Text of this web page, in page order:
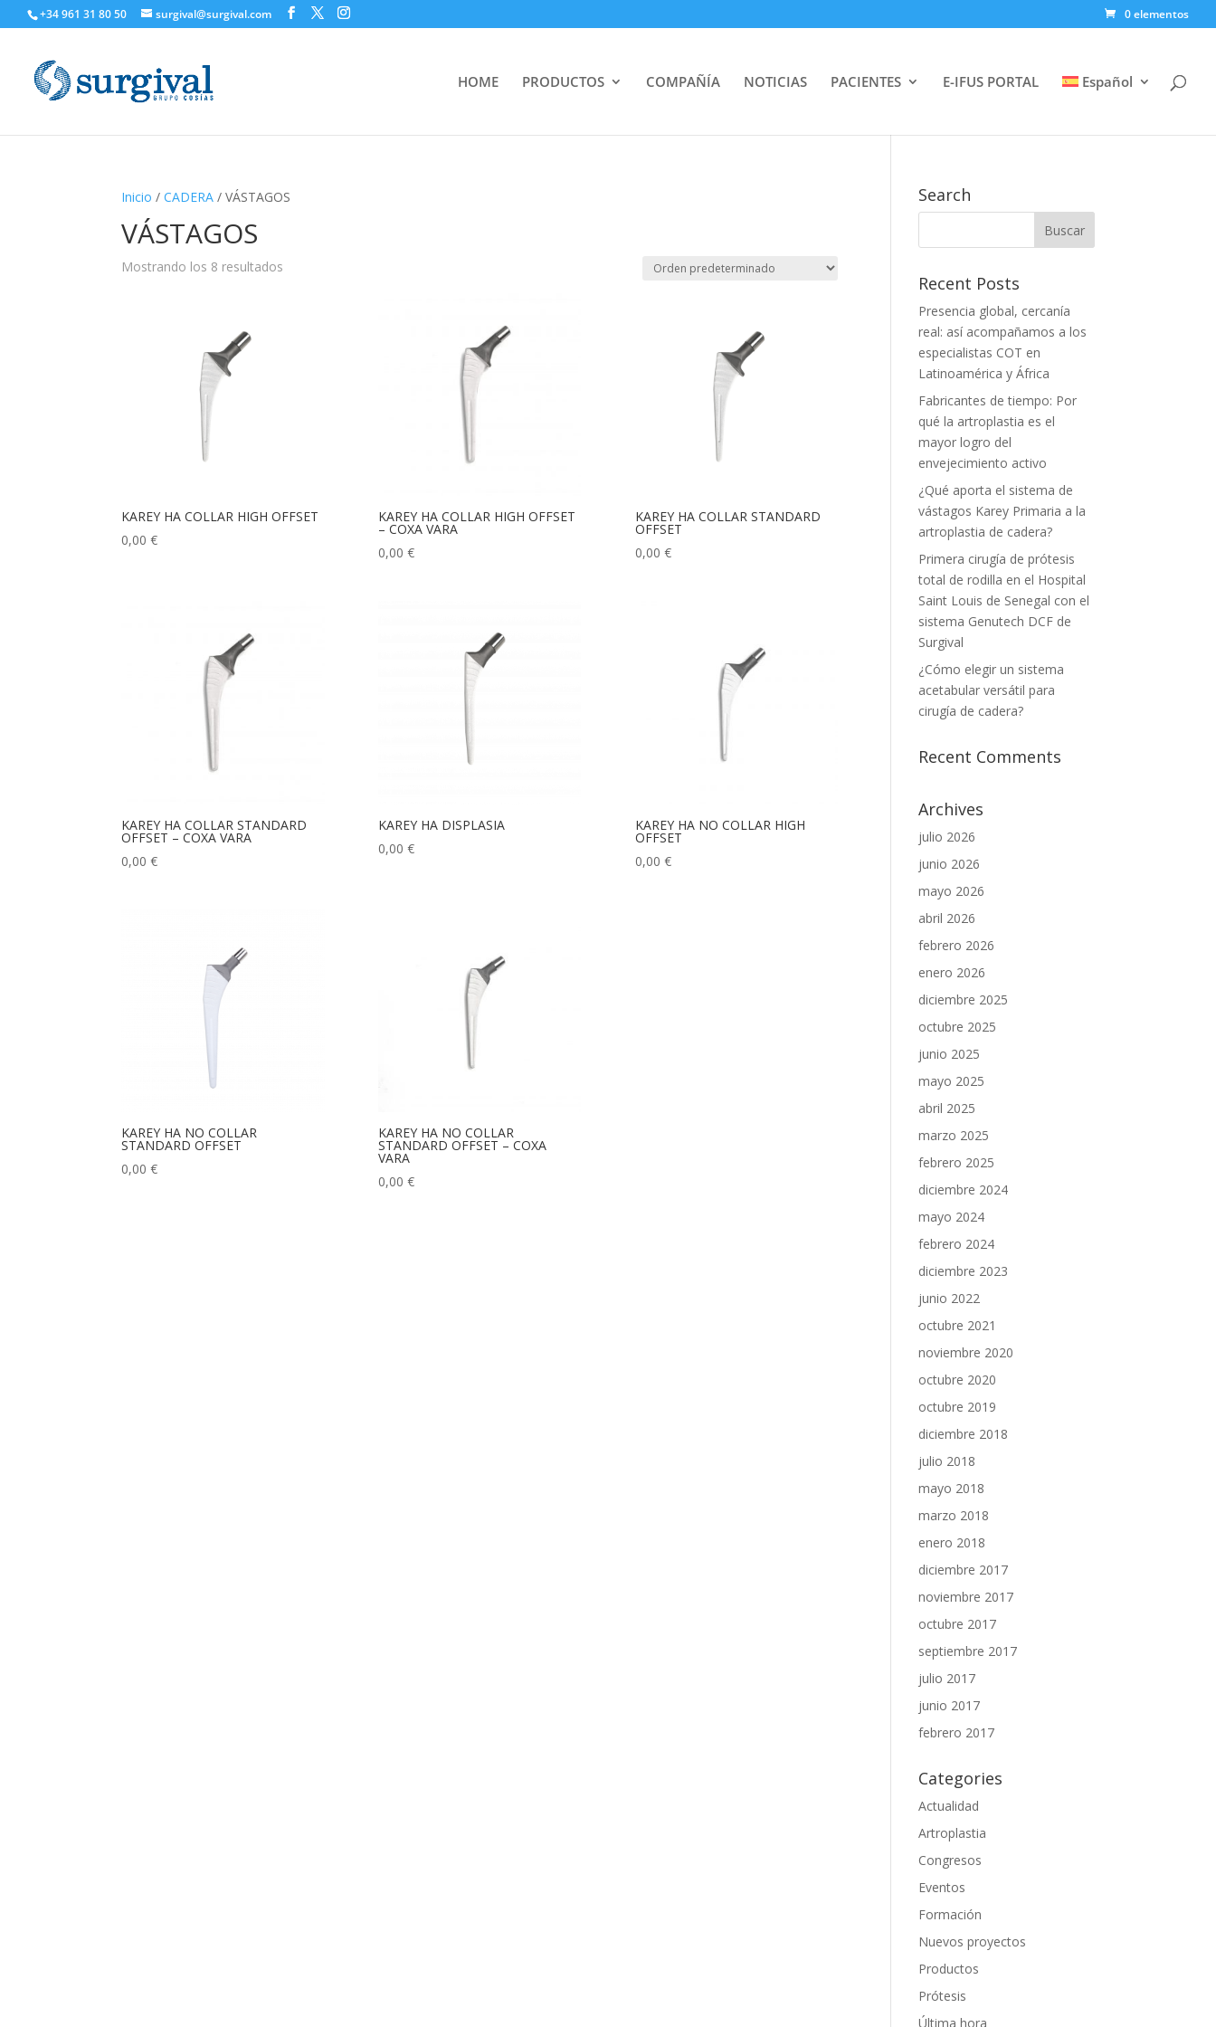
+34 961 31 80 50 surgival@surgival.com 0 elementos
HOME PRODUCTOS COMPAÑÍA NOTICIAS PACIENTES E-IFUS PORTAL Español
Inicio /CADERA / VÁSTAGOS
VÁSTAGOS
Mostrando los 8 resultados
KAREY HA COLLAR HIGH OFFSET
0,00€
KAREY HA COLLAR HIGH OFFSET
– COXA VARA
0,00 €
KAREY HA COLLAR STANDARD
OFFSET
0,00 €
KAREY HA COLLAR STANDARD
OFFSET – COXA VARA
0,00€
KAREY HA DISPLASIA
0,00 €
KAREY HA NO COLLAR HIGH
OFFSET
0,00 €
KAREY HA NO COLLAR
STANDARD OFFSET
0,00€
KAREY HA NO COLLAR
STANDARD OFFSET – COXA
VARA
0,00 €
Search
Recent Posts
Presencia global, cercanía
real: así acompañamos a los
especialistas COT en
Latinoamérica y África
Fabricantes de tiempo: Por
qué la artroplastia es el
mayor logro del
envejecimiento activo
¿Qué aporta el sistema de
vástagos Karey Primaria a la
artroplastia de cadera?
Primera cirugía de prótesis
total de rodilla en el Hospital
Saint Louis de Senegal con el
sistema Genutech DCF de
Surgival
¿Cómo elegir un sistema
acetabular versátil para
cirugía de cadera?
Recent Comments
Archives
julio 2026
junio 2026
mayo 2026
abril 2026
febrero 2026
enero 2026
diciembre 2025
octubre 2025
junio 2025
mayo 2025
abril 2025
marzo 2025
febrero 2025
diciembre 2024
mayo 2024
febrero 2024
diciembre 2023
junio 2022
octubre 2021
noviembre 2020
octubre 2020
octubre 2019
diciembre 2018
julio 2018
mayo 2018
marzo 2018
enero 2018
diciembre 2017
noviembre 2017
octubre 2017
septiembre 2017
julio 2017
junio 2017
febrero 2017
Categories
Actualidad
Artroplastia
Congresos
Eventos
Formación
Nuevos proyectos
Productos
Prótesis
Última hora